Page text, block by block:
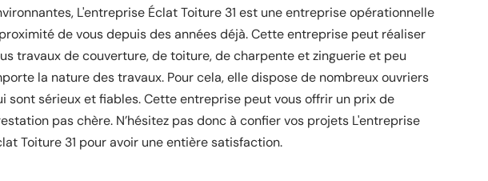
L'entreprise Éclat Toiture 31 est une entreprise opérationnelle
de vous depuis des années déjà. Cette entreprise peut réaliser
travaux de couverture, de toiture, de charpente et zinguerie et peu
la nature des travaux. Pour cela, elle dispose de nombreux ouvriers
sont sérieux et fiables. Cette entreprise peut vous offrir un prix de
pas chère. N’hésitez pas donc à confier vos projets L'entreprise
Toiture 31 pour avoir une entière satisfaction.